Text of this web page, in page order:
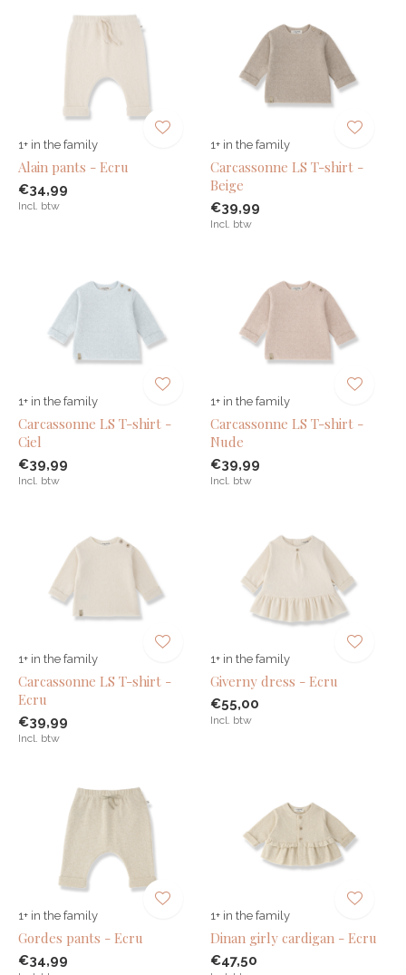
1+ in the family
Alain pants - Ecru
€34,99
Incl. btw
1+ in the family
Carcassonne LS T-shirt -
Beige
€39,99
Incl. btw
1+ in the family
Carcassonne LS T-shirt -
Ciel
€39,99
Incl. btw
1+ in the family
Carcassonne LS T-shirt -
Nude
€39,99
Incl. btw
1+ in the family
Carcassonne LS T-shirt -
Ecru
€39,99
Incl. btw
1+ in the family
Giverny dress - Ecru
€55,00
Incl. btw
1+ in the family
Gordes pants - Ecru
€34,99
1+ in the family
Dinan girly cardigan - Ecru
€47,50